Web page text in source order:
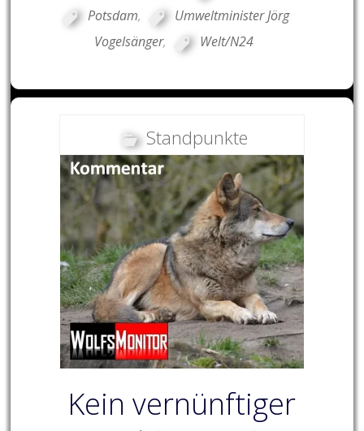
Potsdam,
Umweltminister Jörg
Vogelsänger, Welt/N24
Standpunkte
Kein vernünftiger